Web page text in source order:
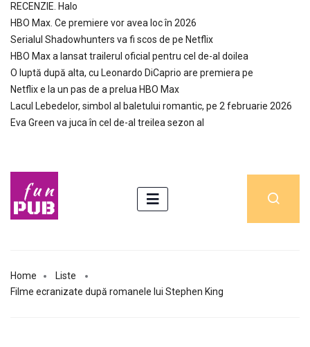
RECENZIE. Halo
HBO Max. Ce premiere vor avea loc în 2026
Serialul Shadowhunters va fi scos de pe Netflix
HBO Max a lansat trailerul oficial pentru cel de-al doilea
O luptă după alta, cu Leonardo DiCaprio are premiera pe
Netflix e la un pas de a prelua HBO Max
Lacul Lebedelor, simbol al baletului romantic, pe 2 februarie 2026
Eva Green va juca în cel de-al treilea sezon al
Home
Liste
Filme ecranizate după romanele lui Stephen King